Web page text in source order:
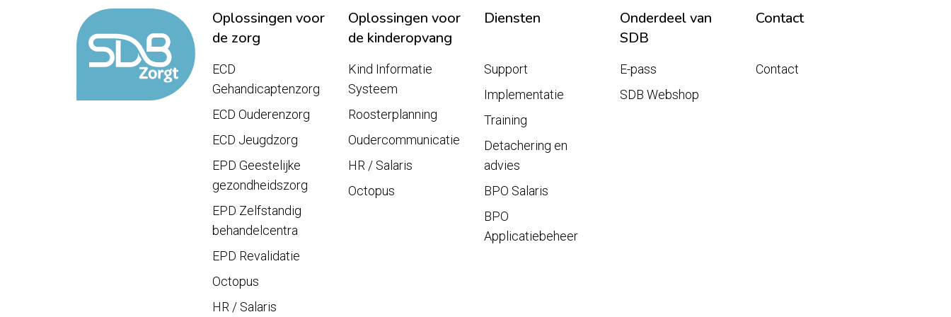
Oplossingen voor
de zorg
Oplossingen voor
de kinderopvang
Diensten
Onderdeel van
SDB
Contact
ECD
Gehandicaptenzorg
ECD Ouderenzorg
ECD Jeugdzorg
EPD Geestelijke
gezondheidszorg
EPD Zelfstandig
behandelcentra
EPD Revalidatie
Octopus
HR / Salaris
Kind Informatie
Systeem
Roosterplanning
Oudercommunicatie
HR / Salaris
Octopus
Support
Implementatie
Training
Detachering en
advies
BPO Salaris
BPO
Applicatiebeheer
E-pass
SDB Webshop
Contact